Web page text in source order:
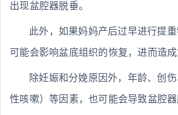
出现盆腔器脱垂。
此外，如果妈妈产后过早进行提
可能会影响盆底组织的恢复，进而造成
除妊娠和分娩原因外，年龄、创
性咳嗽）等因素，也可能会导致盆腔器